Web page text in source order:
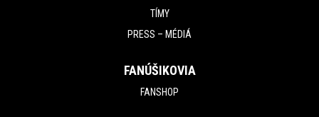
TÍMY
PRESS – MÉDIÁ
FANÚŠIKOVIA
FANSHOP